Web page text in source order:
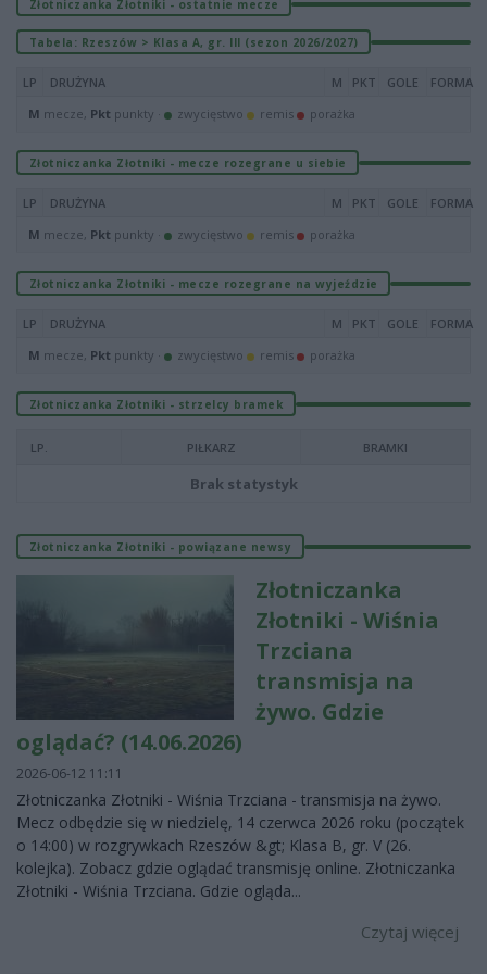
Złotniczanka Złotniki - ostatnie mecze
Tabela: Rzeszów > Klasa A, gr. III (sezon 2026/2027)
LP DRUŻYNA M PKT GOLE
FORMA
M mecze, Pkt punkty · zwycięstwo remis porażka
Złotniczanka Złotniki - mecze rozegrane u siebie
LP DRUŻYNA M PKT GOLE
FORMA
M mecze, Pkt punkty · zwycięstwo remis porażka
Złotniczanka Złotniki - mecze rozegrane na wyjeździe
LP DRUŻYNA M PKT GOLE
FORMA
M mecze, Pkt punkty · zwycięstwo remis porażka
Złotniczanka Złotniki - strzelcy bramek
LP. PIŁKARZ BRAMKI
Brak statystyk
Złotniczanka Złotniki - powiązane newsy
Złotniczanka
Złotniki - Wiśnia
Trzciana
transmisja na
żywo. Gdzie
oglądać? (14.06.2026)
2026-06-12 11:11
Złotniczanka Złotniki - Wiśnia Trzciana - transmisja na żywo.
Mecz odbędzie się w niedzielę, 14 czerwca 2026 roku (początek
o 14:00) w rozgrywkach Rzeszów &gt; Klasa B, gr. V (26.
kolejka). Zobacz gdzie oglądać transmisję online. Złotniczanka
Złotniki - Wiśnia Trzciana. Gdzie ogląda...
Czytaj więcej